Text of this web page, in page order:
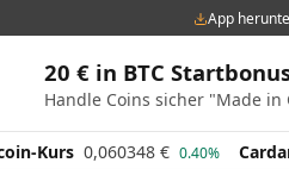
App
20 € in BTC
Handle Coins sicher "Made in
0,060348 € 0.40% Cardano-Kurs